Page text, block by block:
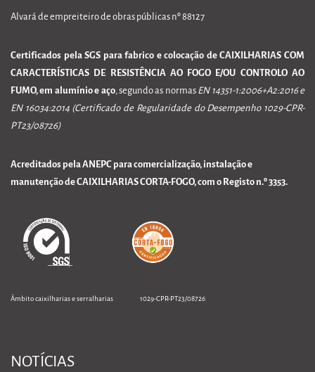
Alvará de empreiteiro de obras públicas nº 88127
Certificados pela SGS para fabrico e colocação de CAIXILHARIAS COM
CARACTERÍSTICAS DE RESISTÊNCIA AO FOGO E/OU CONTROLO AO
FUMO, em alumínio e aço, segundo as normas EN 14351-1:2006+A2:2016 e
EN 16034:2014 (Certificado de Regularidade do Desempenho 1029-CPR-
PT23/08726)
Acreditados pela ANEPC para comercialização, instalação e
manutenção de CAIXILHARIAS CORTA-FOGO, com o Registo n.º 3353.
Âmbito caixilharias e serralharias 1029-CPR-PT23/08726
NOTÍCIAS